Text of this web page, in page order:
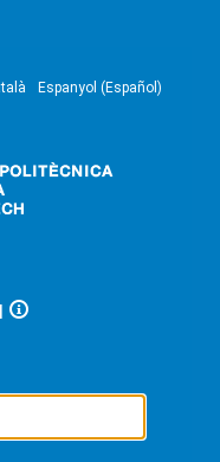
Espanyol (Español)